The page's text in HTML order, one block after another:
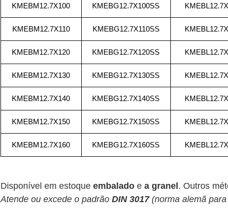
KMEBM12.7X100 KMEBG12.7X100SS
KMEBM12.7X110 KMEBG12.7X110SS
KMEBM12.7X120 KMEBG12.7X120SS
KMEBM12.7X130 KMEBG12.7X130SS
KMEBM12.7X140 KMEBG12.7X140SS
KMEBM12.7X150 KMEBG12.7X150SS
KMEBM12.7X160 KMEBG12.7X160SS
Disponível em estoque embaladoe a granel. Outros
Atende ou excede o padrão DIN 3017(norma alemã para